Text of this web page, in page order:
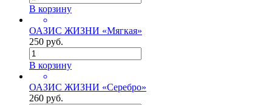
В корзину
ОАЗИС ЖИЗНИ «Мягкая»
250 руб.
В корзину
ОАЗИС ЖИЗНИ «Серебро»
260 руб.